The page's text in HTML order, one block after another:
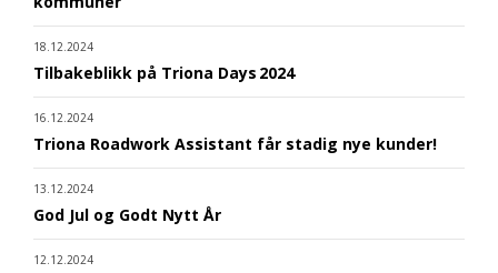
18.12.2024
Tilbakeblikk på Triona Days 2024
16.12.2024
Triona Roadwork Assistant får stadig nye kunder!
13.12.2024
God Jul og Godt Nytt År
12.12.2024